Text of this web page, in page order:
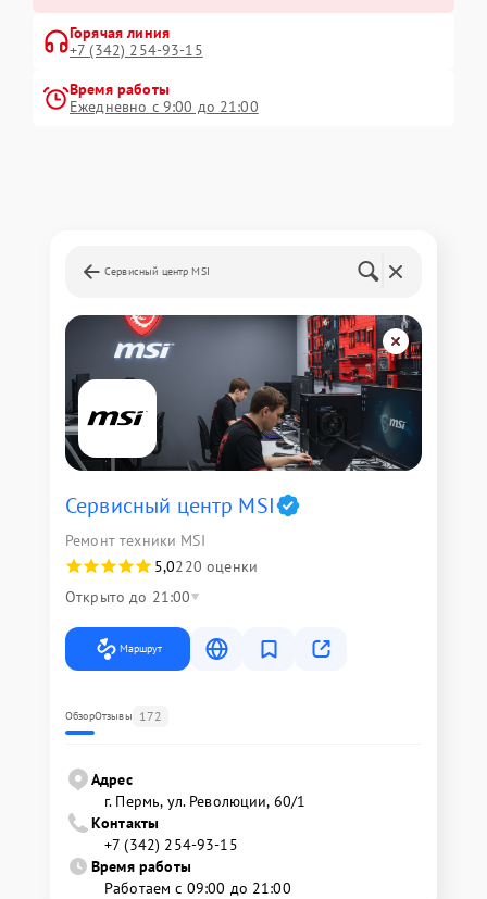
Горячая линия
+7 (342) 254-93-15
Время работы
Ежедневно с 9:00 до 21:00
Сервисный центр MSI
Сервисный центр MSI
Ремонт техники MSI
5,0220 оценки
Открыто до 21:00
Маршрут
ОбзорОтзывы 172
Адрес
г. Пермь, ул. ​Революции, 60/1
Контакты
+7 (342) 254-93-15
Время работы
Работаем с 09:00 до 21:00